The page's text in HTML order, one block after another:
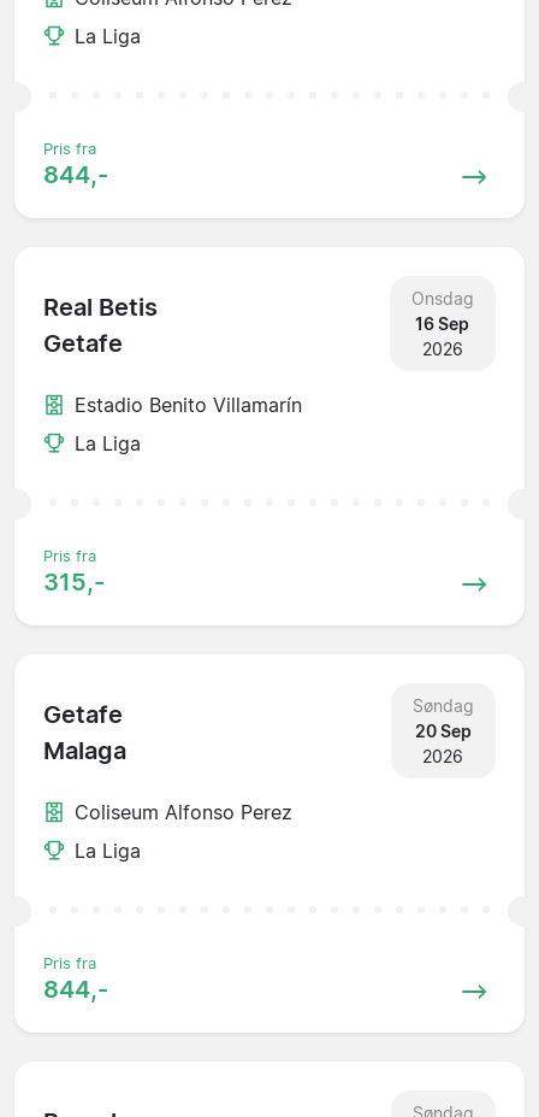
La Liga
Pris fra
844,-
Real Betis
Getafe
Onsdag
16 Sep
2026
Estadio Benito Villamarín
La Liga
Pris fra
315,-
Getafe
Malaga
Søndag
20 Sep
2026
Coliseum Alfonso Perez
La Liga
Pris fra
844,-
Søndag